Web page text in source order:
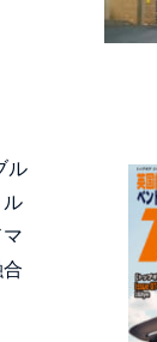
ル
ル